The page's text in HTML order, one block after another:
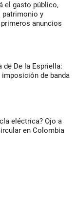
el gasto público,
patrimonio y
anuncios
de De la Espriella:
de banda
eléctrica? Ojo a
en Colombia